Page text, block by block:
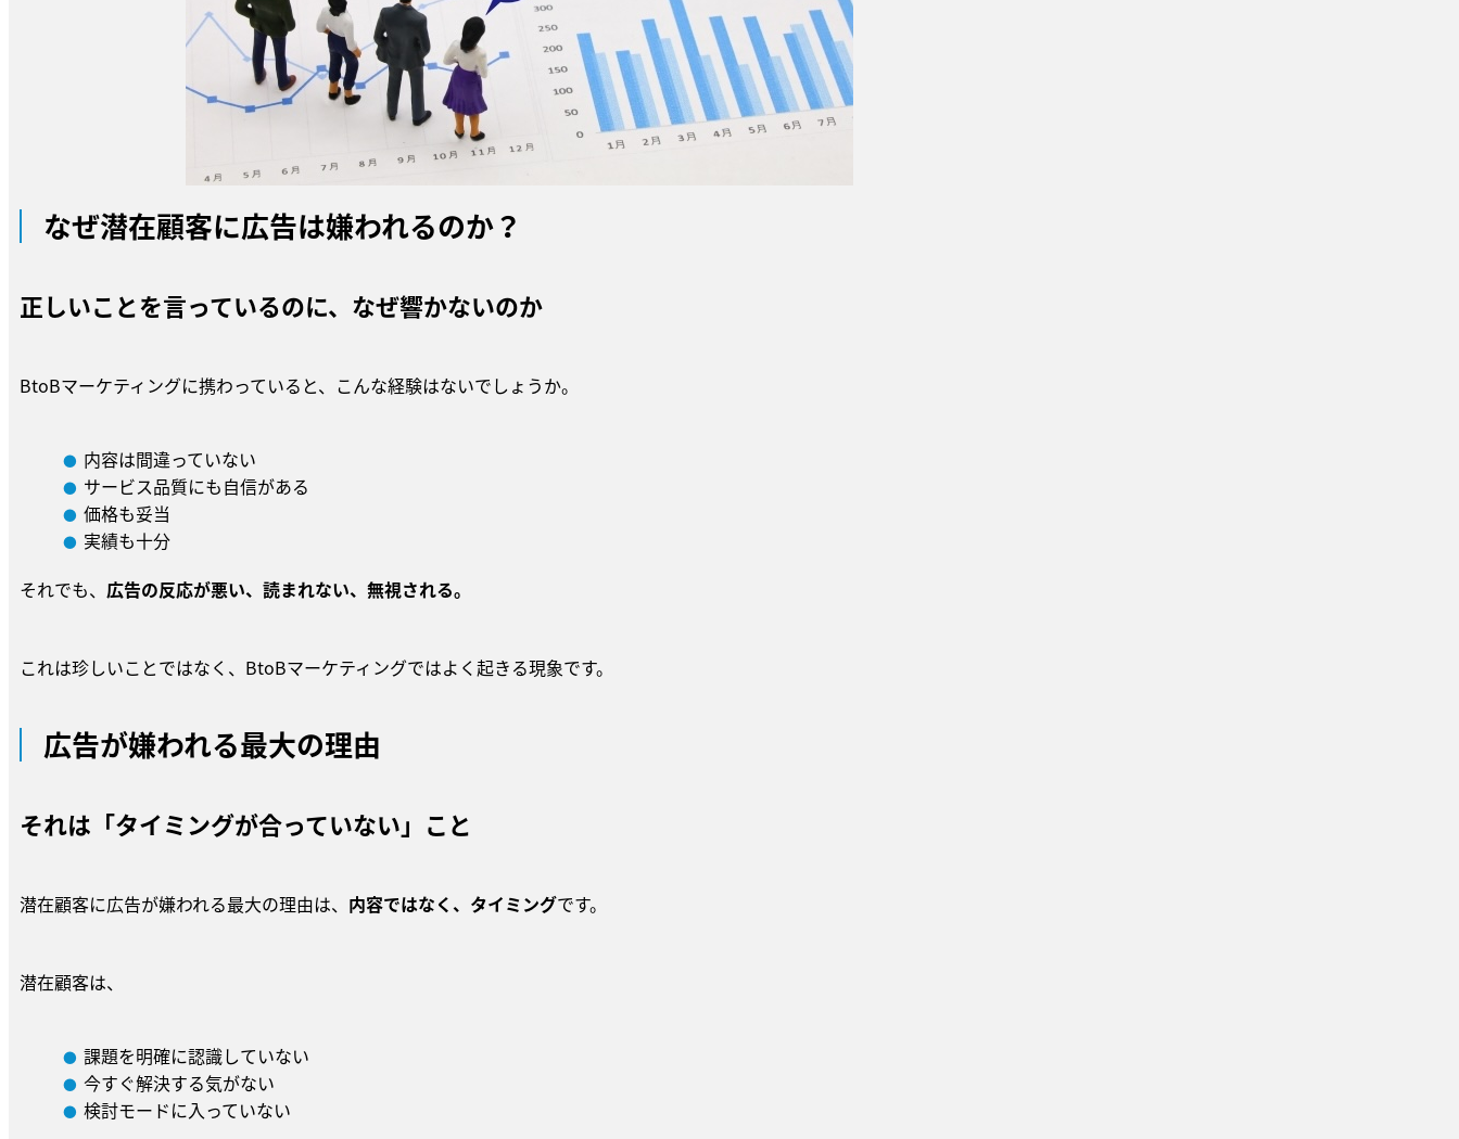
なぜ潜在顧客に広告は嫌われるのか？
正しいことを言っているのに、なぜ響かないのか
BtoBマーケティングに携わっていると、こんな経験はないでしょうか。
内容は間違っていない
サービス品質にも自信がある
価格も妥当
実績も十分
それでも、 広告の反応が悪い、読まれない、無視される。
これは珍しいことではなく、BtoBマーケティングではよく起きる現象です。
広告が嫌われる最大の理由
それは「タイミングが合っていない」こと
潜在顧客に広告が嫌われる最大の理由は、 内容ではなく、タイミングです。
潜在顧客は、
課題を明確に認識していない
今すぐ解決する気がない
検討モードに入っていない